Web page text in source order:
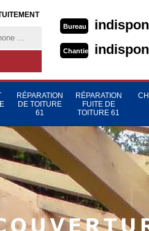
Bureau
Chantier
RÉPARATION
DE TOITURE
61
RÉPARATION
FUITE DE
TOITURE 61